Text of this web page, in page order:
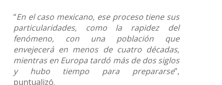
“En el caso mexicano, ese proceso tiene sus
particularidades, como la rapidez del
fenómeno, con una población que
envejecerá en menos de cuatro décadas,
mientras en Europa tardó más de dos siglos
y hubo tiempo para prepararse”,
puntualizó.